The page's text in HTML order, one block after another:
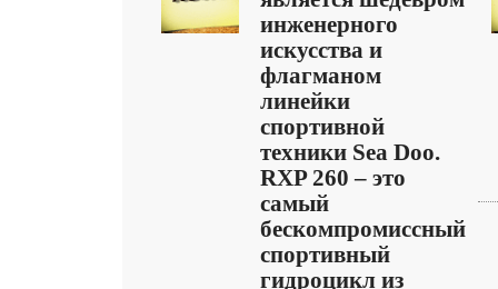
инженерного
искусства и
флагманом
линейки
спортивной
техники Sea Doo.
RXP 260 – это
самый
бескомпромиссный
спортивный
гидроцикл из